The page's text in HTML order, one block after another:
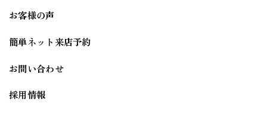
お客様の声
簡単ネット来店予約
お問い合わせ
採用情報